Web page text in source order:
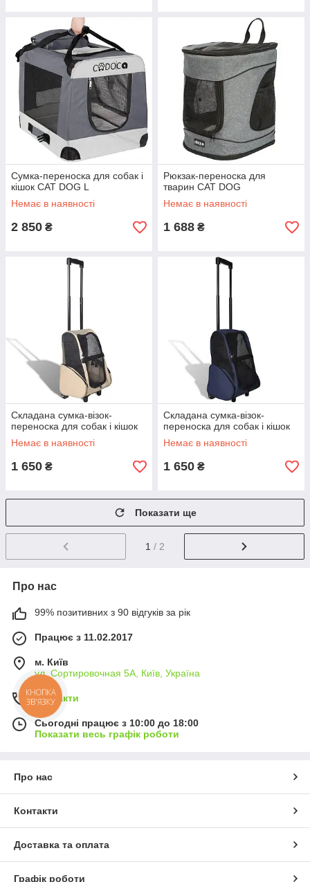
Сумка-переноска для собак і
кішок CAT DOG L
Немає в наявності
2 850 ₴
Рюкзак-переноска для
тварин CAT DOG
Немає в наявності
1 688 ₴
Складана сумка-візок-
переноска для собак і кішок
Немає в наявності
1 650 ₴
Складана сумка-візок-
переноска для собак і кішок
Немає в наявності
1 650 ₴
Показати ще
1 / 2
Про нас
99% позитивних з 90 відгуків за рік
Працює з 11.02.2017
м. Київ
ул. Сортировочная 5А, Київ, Україна
Контакти
Сьогодні працює з 10:00 до 18:00
Показати весь графік роботи
Про нас
Контакти
Доставка та оплата
Графік роботи
КНОПКА
ЗВ'ЯЗКУ